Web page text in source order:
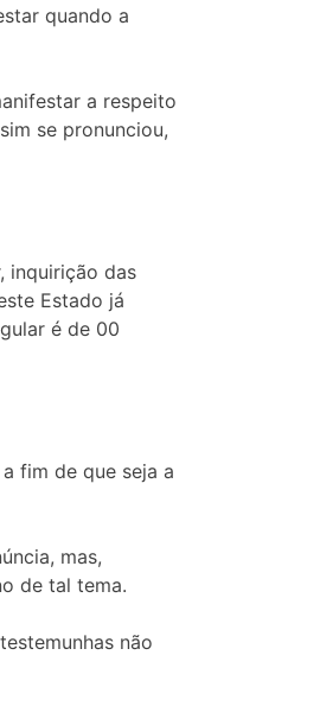
quando a
a respeito
se pronunciou,
inquirição das
Estado já
é de 00
fim de que seja a
mas,
de tal tema.
não